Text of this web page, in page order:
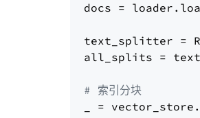
docs =
text_splitter =
all_splits =
# 索引分块
_ =